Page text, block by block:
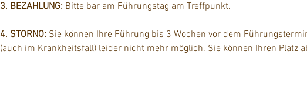
3. BEZAHLUNG: Bitte bar am Führungstag am Treffpunkt.
4. STORNO: Sie können Ihre Führung bis 3 Wochen vor dem
(auch im Krankheitsfall) leider nicht mehr möglich. Sie können Ihren Platz